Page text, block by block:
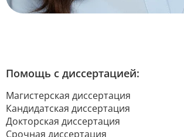
Помощь с диссертацией:
Магистерская диссертация
Кандидатская диссертация
Докторская диссертация
Срочная диссертация